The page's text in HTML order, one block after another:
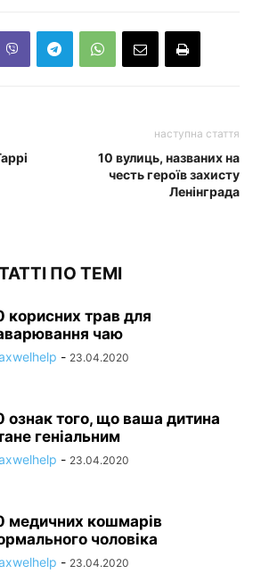
наступна стаття
10 вулиць, названих на
честь героїв захисту
Ленінграда
ПО ТЕМІ
корисних трав для
чаю
- 23.04.2020
ознак того, що ваша дитина
геніальним
- 23.04.2020
медичних кошмарів
чоловіка
- 23.04.2020